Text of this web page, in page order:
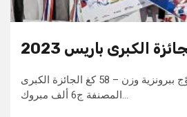
الكبرى باريس 2023
محمد خليل الجندوبي يتوّج ببرونزية وزن – 58 كغ الجائزة الكبرى
المصنفة ج6 ألف مبروك…